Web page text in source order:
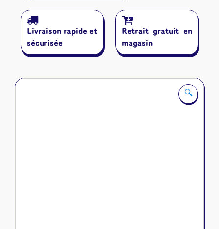
🔍
-
Les
Vitraux
de
Sintra
Livraison rapide et
sécurisée
Retrait gratuit en
magasin